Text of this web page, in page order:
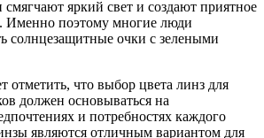
яркий свет и создают приятное
Именно поэтому многие люди
солнцезащитные очки с зелеными
отметить, что выбор цвета линз для
должен основываться на
и потребностях каждого
являются отличным вариантом для